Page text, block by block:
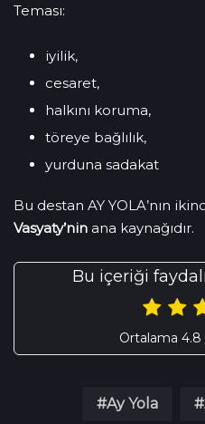
Teması:
iyilik,
cesaret,
halkını koruma,
töreye bağlılık,
yurduna sadakat
Bu destan AY YOLA’nın
Vasyaty’nin ana kaynağıdır.
Bu içeriği
Ortalama 4.8
Ay Yola